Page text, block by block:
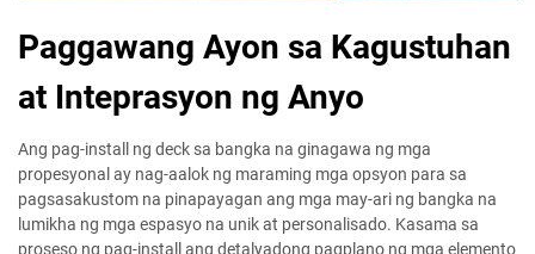
Paggawang Ayon sa Kagustuhan
at Inteprasyon ng Anyo
Ang pag-install ng deck sa bangka na ginagawa ng mga
propesyonal ay nag-aalok ng maraming mga opsyon para sa
pagsasakustom na pinapayagan ang mga may-ari ng bangka na
lumikha ng mga espasyo na unik at personalisado. Kasama sa
proseso ng pag-install ang detalyadong pagplano ng mga elemento